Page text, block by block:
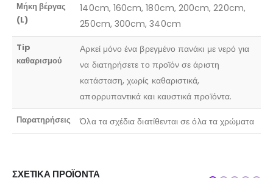
Μήκη βέργας
(L)
140cm, 160cm, 180cm, 200cm, 220cm,
250cm, 300cm, 340cm
Tip
καθαρισμού
Αρκεί μόνο ένα βρεγμένο πανάκι με νερό για
να διατηρήσετε το προϊόν σε άριστη
κατάσταση, χωρίς καθαριστικά,
απορρυπαντικά και καυστικά προϊόντα.
Παρατηρήσεις Όλα τα σχέδια διατίθενται σε όλα τα χρώματα
ΣΧΕΤΙΚΆ ΠΡΟΪΌΝΤΑ